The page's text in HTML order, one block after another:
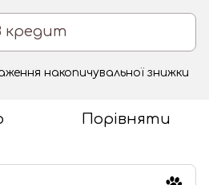
кредит
накопичувальної знижки
Порівняти